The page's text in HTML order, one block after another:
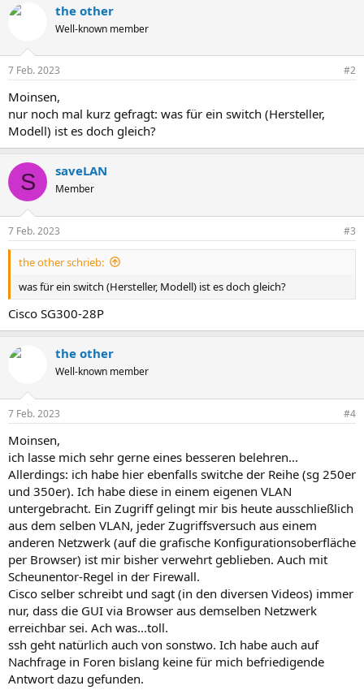
the other
Well-known member
7 Feb. 2023 #2
Moinsen,
nur noch mal kurz gefragt: was für ein switch (Hersteller,
Modell) ist es doch gleich?
S saveLAN
Member
7 Feb. 2023 #3
the other schrieb:
was für ein switch (Hersteller, Modell) ist es doch gleich?
Cisco SG300-28P
the other
Well-known member
7 Feb. 2023 #4
Moinsen,
ich lasse mich sehr gerne eines besseren belehren...
Allerdings: ich habe hier ebenfalls switche der Reihe (sg 250er
und 350er). Ich habe diese in einem eigenen VLAN
untergebracht. Ein Zugriff gelingt mir bis heute ausschließlich
aus dem selben VLAN, jeder Zugriffsversuch aus einem
anderen Netzwerk (auf die grafische Konfigurationsoberfläche
per Browser) ist mir bisher verwehrt geblieben. Auch mit
Scheunentor-Regel in der Firewall.
Cisco selber schreibt und sagt (in den diversen Videos) immer
nur, dass die GUI via Browser aus demselben Netzwerk
erreichbar sei. Ach was...toll.
ssh geht natürlich auch von sonstwo. Ich habe auch auf
Nachfrage in Foren bislang keine für mich befriedigende
Antwort dazu gefunden.